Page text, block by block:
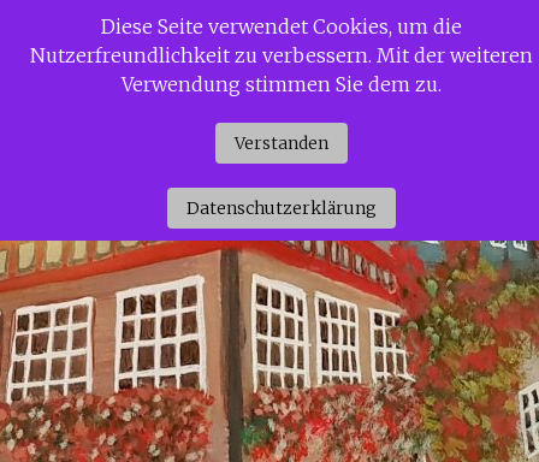
InhaltSiggi Gerdaus Welt
Diese Seite verwendet Cookies, um die
Nutzerfreundlichkeit zu verbessern. Mit der weiteren
Verwendung stimmen Sie dem zu.
Verstanden
Datenschutzerklärung